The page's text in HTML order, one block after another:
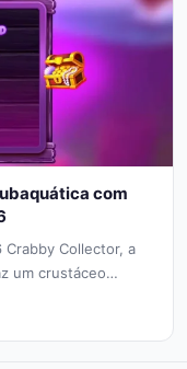
com
Collector, a
um crustáceo